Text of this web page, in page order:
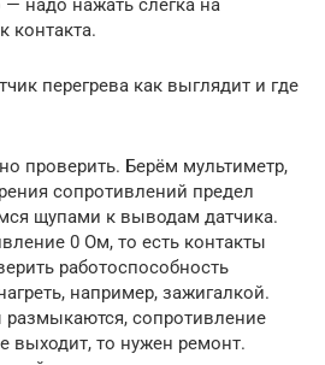
— надо нажать слегка на
контакта.
перегрева как выглядит и где
проверить. Берём мультиметр,
сопротивлений предел
щупами к выводам датчика.
0 Ом, то есть контакты
работоспособность
например, зажигалкой.
размыкаются, сопротивление
выходит, то нужен ремонт.